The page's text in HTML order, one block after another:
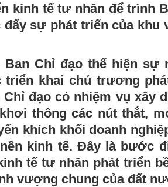
kinh tế tư nhân để trình
sự phát triển của khu
Ban Chỉ đạo thể hiện sự
triển khai chủ trương
Chỉ đạo có nhiệm vụ xây
thông các nút thắt,
khích khối doanh
kinh tế. Đây là bước
tế tư nhân phát triển
vượng chung của đất